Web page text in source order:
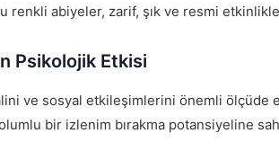
renkli abiyeler, zarif, şık ve resmi
Psikolojik Etkisi
ve sosyal etkileşimlerini önemli
bir izlenim bırakma potansiyeline